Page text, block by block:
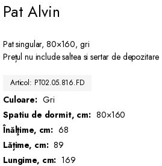
Pat Alvin
Pat singular, 80×160, gri
Prețul nu include saltea si sertar de depozitare
Articol: PT02.05.816.FD
Culoare: Gri
Spatiu de dormit, cm: 80×160
Înălţime, cm: 68
Lățime, cm: 89
Lungime, cm: 169